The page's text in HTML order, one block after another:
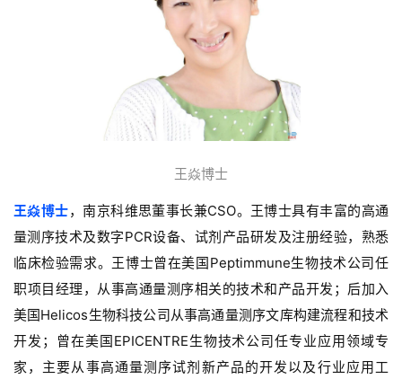
王焱博士
王焱博士，南京科维思董事长兼CSO。 王博士具有丰富的高通
量测序技术及数字PCR设备、试剂产品研发及注册经验，熟悉
临床检验需求。 王博士曾在美国Peptimmune生物技术公司任
职项目经理，从事高通量测序相关的技术和产品开发； 后加入
美国Helicos生物科技公司从事高通量测序文库构建流程和技术
开发；
曾在美国EPICENTRE生物技术公司任专业应用领域专
家，主要从事高通量测序试剂新产品的开发以及行业应用工